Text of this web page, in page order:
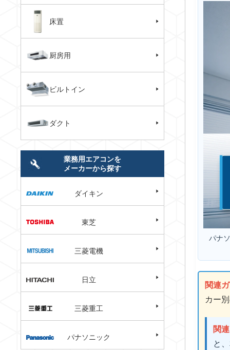
パナ
関連
カー
関
と
床置
厨房用
ビルトイン
ダクト
業務用エアコンを
メーカーから探す
ダイキン
東芝
三菱電機
日立
三菱重工
パナソニック